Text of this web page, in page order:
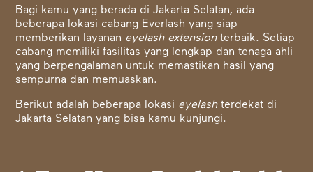
Bagi kamu yang berada di Jakarta Selatan, ada
beberapa lokasi cabang Everlash yang siap
memberikan layanan eyelash extensionterbaik. Setiap
cabang memiliki fasilitas yang lengkap dan tenaga ahli
yang berpengalaman untuk memastikan hasil yang
sempurna dan memuaskan.
Berikut adalah beberapa lokasi eyelashterdekat di
Jakarta Selatan yang bisa kamu kunjungi.